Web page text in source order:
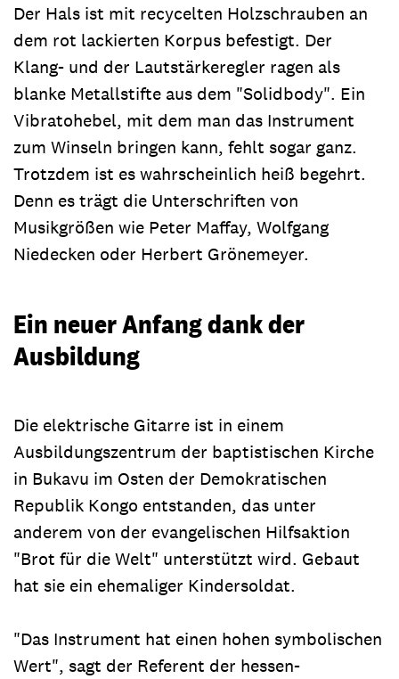
Der Hals ist mit recycelten Holzschrauben an
dem rot lackierten Korpus befestigt. Der
Klang- und der Lautstärkeregler ragen als
blanke Metallstifte aus dem "Solidbody". Ein
Vibratohebel, mit dem man das Instrument
zum Winseln bringen kann, fehlt sogar ganz.
Trotzdem ist es wahrscheinlich heiß begehrt.
Denn es trägt die Unterschriften von
Musikgrößen wie Peter Maffay, Wolfgang
Niedecken oder Herbert Grönemeyer.
Ein neuer Anfang dank der
Ausbildung
Die elektrische Gitarre ist in einem
Ausbildungszentrum der baptistischen Kirche
in Bukavu im Osten der Demokratischen
Republik Kongo entstanden, das unter
anderem von der evangelischen Hilfsaktion
"Brot für die Welt" unterstützt wird. Gebaut
hat sie ein ehemaliger Kindersoldat.
"Das Instrument hat einen hohen symbolischen
Wert", sagt der Referent der hessen-